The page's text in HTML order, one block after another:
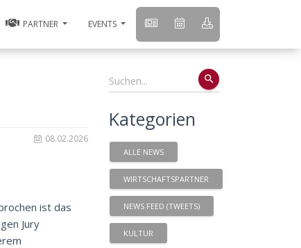
PARTNER EVENTS
08.02.2026
ist das
Jury
search
Kategorien
ALLE NEWS
WIRTSCHAFTSPARTNER
NEWS FEED (TWEETS)
KULTUR